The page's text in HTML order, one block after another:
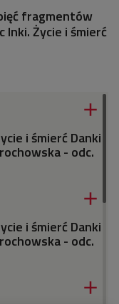
fragmentów
Inki. Życie i śmierć

i śmierć Danki
- odc.

i śmierć Danki
- odc.
